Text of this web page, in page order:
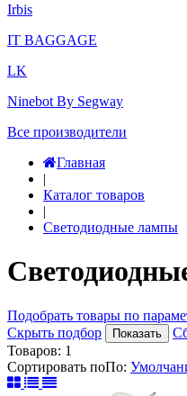
Irbis
IT BAGGAGE
LK
Ninebot By Segway
Все производители
Главная
|
Каталог товаров
|
Светодиодные лампы
Подобрать товары по
Скрыть подбор
Показать
Товаров: 1
Сортировать поПо: